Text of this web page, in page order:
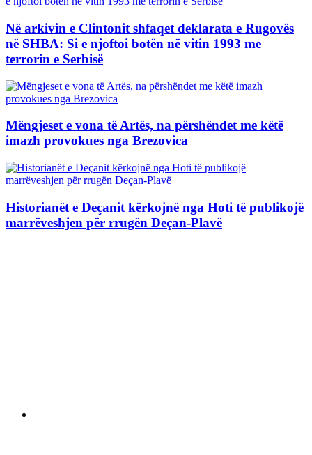
Në arkivin e Clintonit shfaqet deklarata e Rugovës
në SHBA: Si e njoftoi botën në vitin 1993 me
terrorin e Serbisë
Mëngjeset e vona të Artës, na përshëndet me këtë
imazh provokues nga Brezovica
Historianët e Deçanit kërkojnë nga Hoti të publikojë
marrëveshjen për rrugën Deçan-Plavë